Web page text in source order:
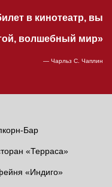
в кинотеатр, вы
волшебный мир»
— Чарльз С. Чаплин
Бар
«Терраса»
«Индиго»